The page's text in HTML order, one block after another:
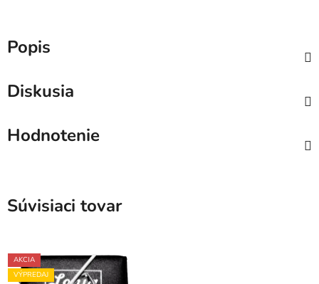
Popis
Diskusia
Hodnotenie
Súvisiaci tovar
AKCIA
VÝPREDAJ